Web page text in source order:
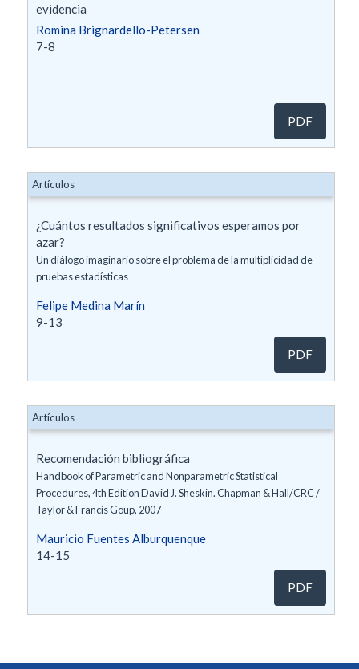
evidencia
Romina Brignardello-Petersen
7-8
PDF
¿Cuántos resultados significativos esperamos por
azar?
Un diálogo imaginario sobre el problema de la multiplicidad de
pruebas estadísticas
Felipe Medina Marín
9-13
Artículos
PDF
Recomendación bibliográfica
Handbook of Parametric and Nonparametric Statistical
Procedures, 4th Edition David J. Sheskin. Chapman & Hall/CRC /
Taylor & Francis Goup, 2007
Mauricio Fuentes Alburquenque
14-15
Artículos
PDF